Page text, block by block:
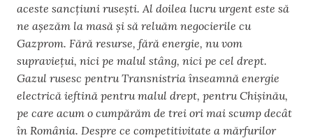
aceste sancțiuni rusești. Al doilea lucru urgent este să
ne așezăm la masă și să reluăm negocierile cu
Gazprom. Fără resurse, fără energie, nu vom
supraviețui, nici pe malul stâng, nici pe cel drept.
Gazul rusesc pentru Transnistria înseamnă energie
electrică ieftină pentru malul drept, pentru Chișinău,
pe care acum o cumpărăm de trei ori mai scump decât
în România. Despre ce competitivitate a mărfurilor